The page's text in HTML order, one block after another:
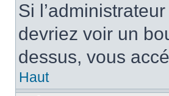
Si
devriez voir un
dessus, vous
Haut